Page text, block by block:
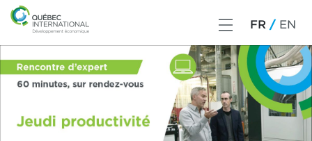
FR EN